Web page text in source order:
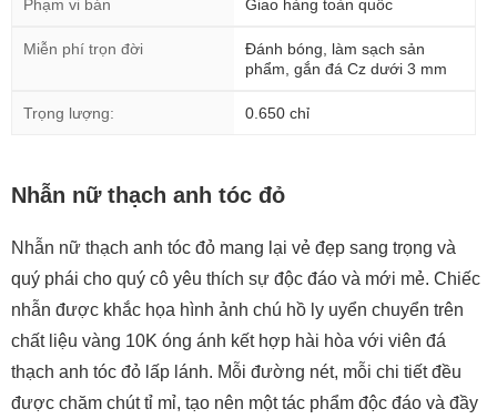
Phạm vi bán Giao hàng toàn quốc
Miễn phí trọn đời
Đánh bóng, làm sạch sản
phẩm, gắn đá Cz dưới 3 mm
Trọng lượng: 0.650 chỉ
Nhẫn nữ thạch anh tóc đỏ
Nhẫn nữ thạch anh tóc đỏ mang lại vẻ đẹp sang trọng và
quý phái cho quý cô yêu thích sự độc đáo và mới mẻ. Chiếc
nhẫn được khắc họa hình ảnh chú hồ ly uyển chuyển trên
chất liệu vàng 10K óng ánh kết hợp hài hòa với viên đá
thạch anh tóc đỏ lấp lánh. Mỗi đường nét, mỗi chi tiết đều
được chăm chút tỉ mỉ, tạo nên một tác phẩm độc đáo và đầy